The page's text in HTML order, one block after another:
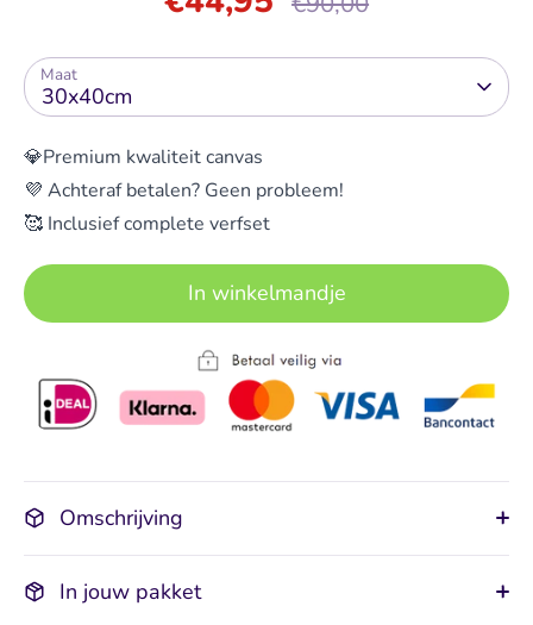
Maat
30x40cm
💎Premium kwaliteit canvas
💜 Achteraf betalen? Geen probleem!
🥰 Inclusief complete verfset
In winkelmandje
Omschrijving
In jouw pakket